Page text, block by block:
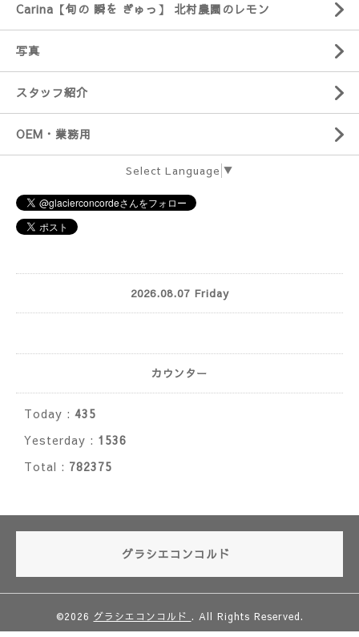
Carina【旬の 瞬を ぎゅっ】 北村農園のレモン
写真
スタッフ紹介
OEM・業務用
Select Language ▼
2026.08.07 Friday
カウンター
Today : 435
Yesterday : 1536
Total : 782375
グラシエコンコルド
©2026 グラシエコンコルド . All Rights Reserved.